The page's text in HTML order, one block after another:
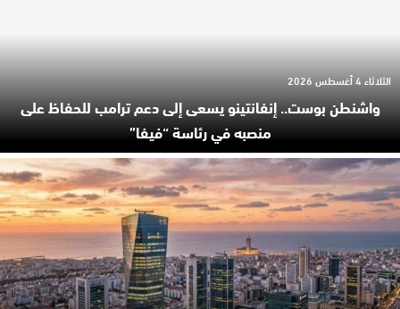
واشنطن بوست.. إنفانتينو يسعى إلى دعم ترامب للحفاظ على
منصبه في رئاسة “فيفا”
الثلاثاء 4 أغسطس 2026